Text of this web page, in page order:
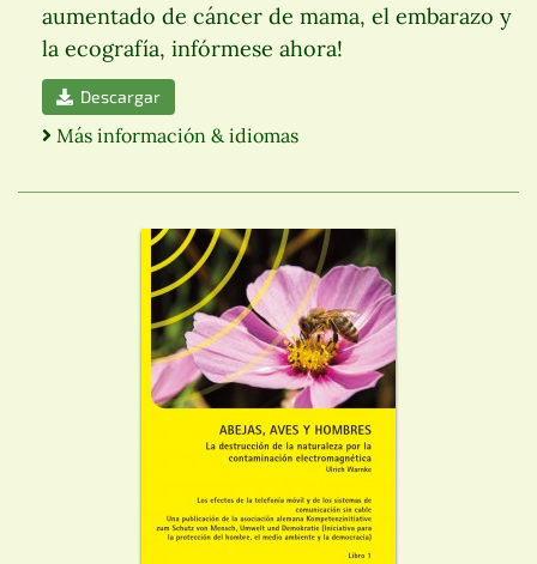
aumentado de cáncer de mama, el embarazo y
la ecografía, infórmese ahora!
Descargar
Más información & idiomas